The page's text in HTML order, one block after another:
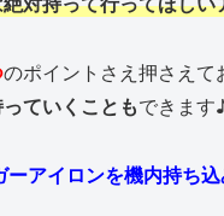
のポイントさえ押さえて
ていくこともできます
ーアイロンを機内持ち